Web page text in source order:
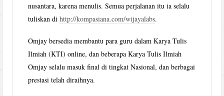
nusantara, karena menulis. Semua perjalanan itu ia selalu
tuliskan dihttp://kompasiana.com/wijayalabs.
Omjay bersedia membantu para guru dalam Karya Tulis
Ilmiah (KTI) online, dan beberapa Karya Tulis Ilmiah
Omjay selalu masuk final di tingkat Nasional, dan berbagai
prestasi telah diraihnya.